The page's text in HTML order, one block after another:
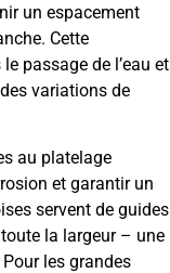
un espacement
Cette
passage de l’eau et
variations de
au platelage
et garantir un
servent de guides
la largeur – une
les grandes